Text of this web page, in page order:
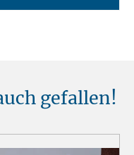
gefallen!